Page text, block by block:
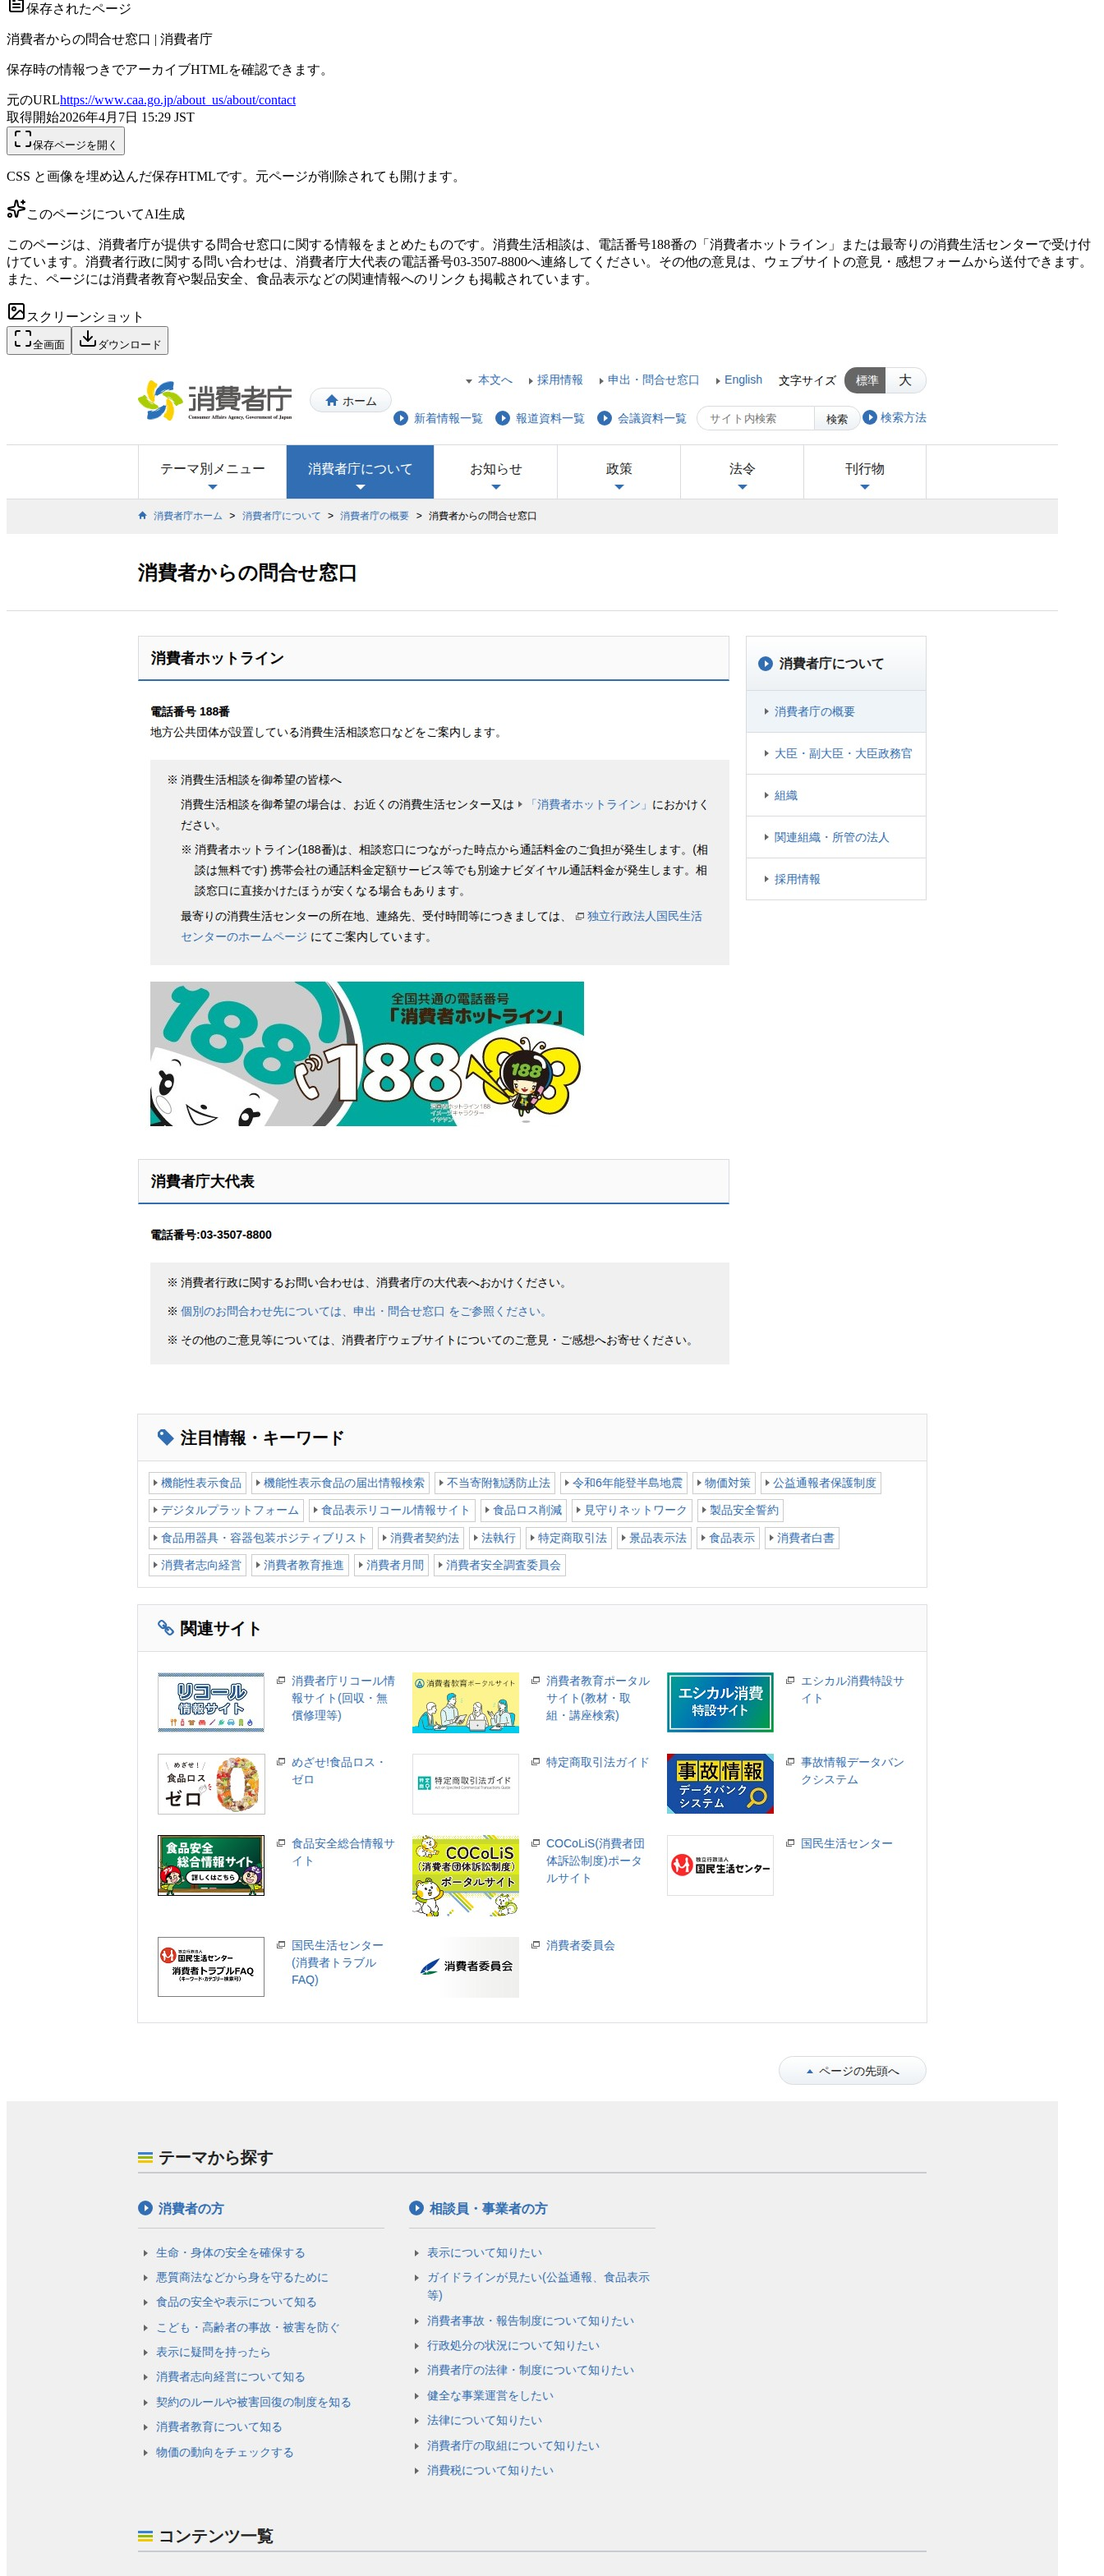
保存されたページ
消費者からの問合せ窓口 | 消費者庁
保存時の情報つきでアーカイブHTMLを確認できます。
元のURLhttps://www.caa.go.jp/about_us/about/contact
取得開始2026年4月7日 15:29 JST
保存ページを開く
CSS と画像を埋め込んだ保存HTMLです。元ページが削除されても開けます。
このページについてAI生成
このページは、消費者庁が提供する問合せ窓口に関する情報をまとめたものです。消費生活相談は、電話番号188番の「消費者ホットライン」または最寄りの消費生活センターで受け付
けています。消費者行政に関する問い合わせは、消費者庁大代表の電話番号03-3507-8800へ連絡してください。その他の意見は、ウェブサイトの意見・感想フォームから送付できます。
また、ページには消費者教育や製品安全、食品表示などの関連情報へのリンクも掲載されています。
スクリーンショット
全画面 ダウンロード